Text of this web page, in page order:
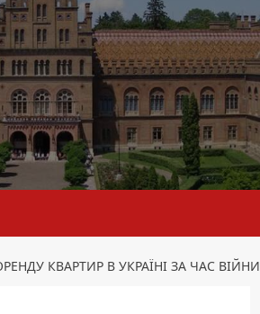
КВАРТИР В УКРАЇНІ ЗА ЧАС ВІЙНИ